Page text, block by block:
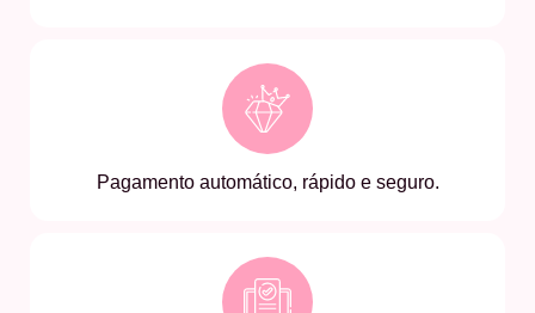
Pagamento automático, rápido e seguro.